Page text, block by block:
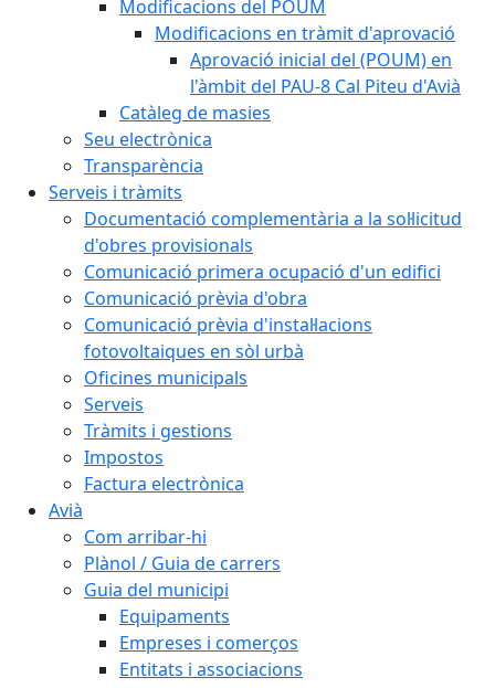
Modificacions del POUM
Modificacions en tràmit d'aprovació
Aprovació inicial del (POUM) en
l'àmbit del PAU-8 Cal Piteu d'Avià
Catàleg de masies
Seu electrònica
Transparència
Serveis i tràmits
Documentació complementària a la sol·licitud
d'obres provisionals
Comunicació primera ocupació d'un edifici
Comunicació prèvia d'obra
Comunicació prèvia d'instal·lacions
fotovoltaiques en sòl urbà
Oficines municipals
Serveis
Tràmits i gestions
Impostos
Factura electrònica
Avià
Com arribar-hi
Plànol / Guia de carrers
Guia del municipi
Equipaments
Empreses i comerços
Entitats i associacions